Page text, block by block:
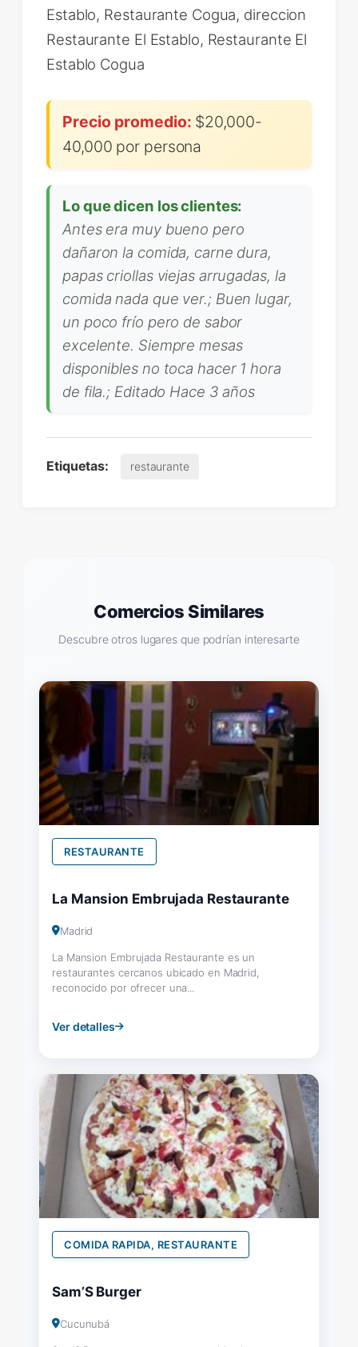
Establo, Restaurante Cogua, direccion
Restaurante El Establo, Restaurante El
Establo Cogua
Precio promedio: $20,000-
40,000 por persona
Lo que dicen los clientes:
Antes era muy bueno pero
dañaron la comida, carne dura,
papas criollas viejas arrugadas, la
comida nada que ver.; Buen lugar,
un poco frío pero de sabor
excelente. Siempre mesas
disponibles no toca hacer 1 hora
de fila.; Editado Hace 3 años
Etiquetas: restaurante
Comercios Similares
Descubre otros lugares que podrían interesarte
RESTAURANTE
La Mansion Embrujada Restaurante
Madrid
La Mansion Embrujada Restaurante es un
restaurantes cercanos ubicado en Madrid,
reconocido por ofrecer una...
Ver detalles
COMIDA RAPIDA, RESTAURANTE
Sam’S Burger
Cucunubá